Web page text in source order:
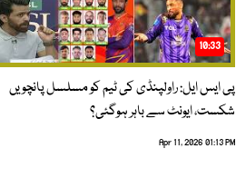
10:33
پی ایس ایل: راولپنڈی کی ٹیم کو مسلسل پانچویں
شکست، ایونٹ سے باہر ہوگئی؟
Apr 11, 2026 01:13 PM